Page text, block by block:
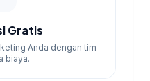
Gratis
Anda dengan tim
biaya.